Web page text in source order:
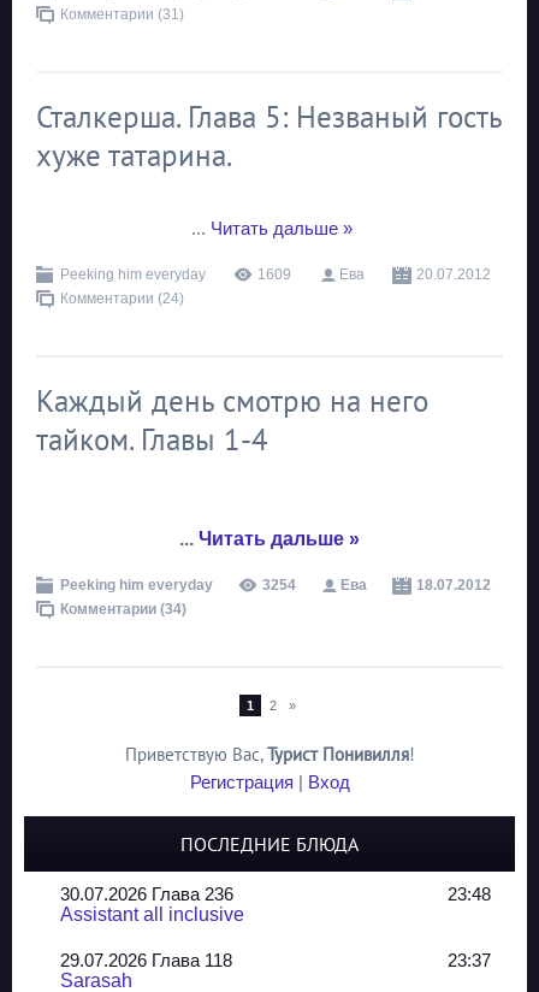
Комментарии (31)
Сталкерша. Глава 5: Незваный гость
хуже татарина.
... Читать дальше »
Peeking him everyday 1609 Ева
20.07.2012
Комментарии (24)
Каждый день смотрю на него
тайком. Главы 1-4
... Читать дальше »
Peeking him everyday 3254 Ева
18.07.2012
Комментарии (34)
1 2 »
Приветствую Вас,Турист Понивилля!
Регистрация | Вход
ПОСЛЕДНИЕ БЛЮДА
30.07.2026 Глава 236
23:48
Assistant all inclusive
29.07.2026 Глава 118
23:37
Sarasah